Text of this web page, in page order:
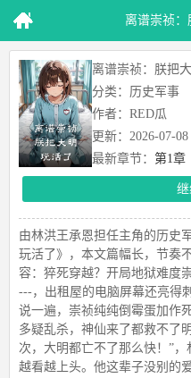
离谱崇祯：
离谱崇祯：朕把
分类：历史军事
作者：RED瓜
更新：2026-07-08
最新章节：第1章
由林洪王承恩担任主角的历史
玩活了》，本文篇幅长，节奏
容：猝死穿越？开局地狱难
---，出租屋的电脑屏幕还亮得
说一遍，崇祯纯纯倒霉蛋加作
多疑乱杀，神仙来了都救不了
次，大明都亡不了那么快！”，
越看越上头。他这辈子没别的